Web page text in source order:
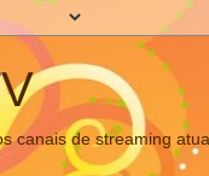
canais de streaming